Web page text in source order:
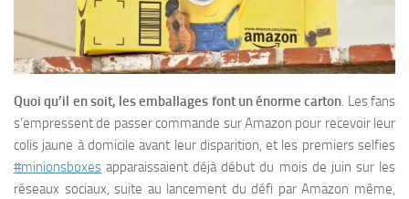
Quoi qu’il en soit, les emballages font un énorme carton. Les fans
s’empressent de passer commande sur Amazon pour recevoir leur
colis jaune à domicile avant leur disparition, et les premiers selfies
#minionsboxes apparaissaient déjà début du mois de juin sur les
réseaux sociaux, suite au lancement du défi par Amazon même,